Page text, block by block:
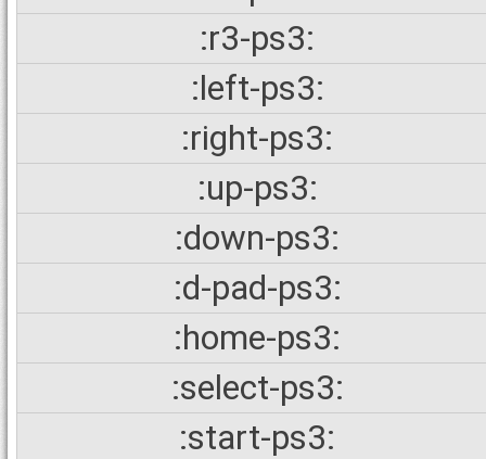
:r3-ps3:
:left-ps3:
:right-ps3:
:up-ps3:
:down-ps3:
:d-pad-ps3:
:home-ps3:
:select-ps3:
:start-ps3: